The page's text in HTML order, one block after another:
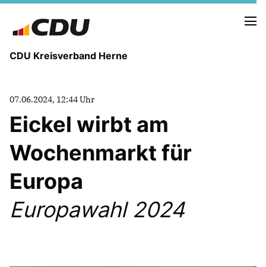
CDU Kreisverband Herne
ORTSVERBÄNDE
Fraktion
07.06.2024, 12:44 Uhr
Eickel wirbt am
Wochenmarkt für
Europa
Europawahl 2024